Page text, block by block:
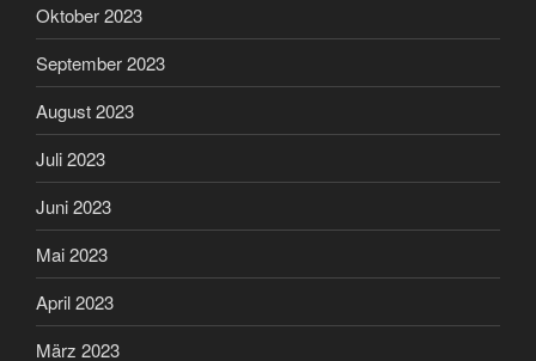
Oktober 2023
September 2023
August 2023
Juli 2023
Juni 2023
Mai 2023
April 2023
März 2023